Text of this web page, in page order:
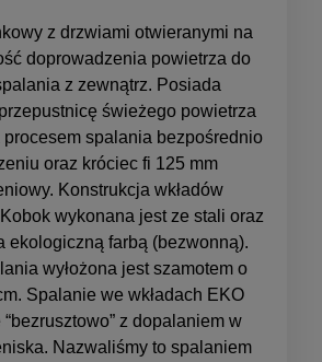
z drzwiami otwieranymi na
doprowadzenia powietrza do
z zewnątrz. Posiada
świeżego powietrza
spalania bezpośrednio
oraz króciec fi 125 mm
Konstrukcja wkładów
wykonana jest ze stali oraz
ekologiczną farbą (bezwonną).
wyłożona jest szamotem o
Spalanie we wkładach EKO
z dopalaniem w
Nazwaliśmy to spalaniem